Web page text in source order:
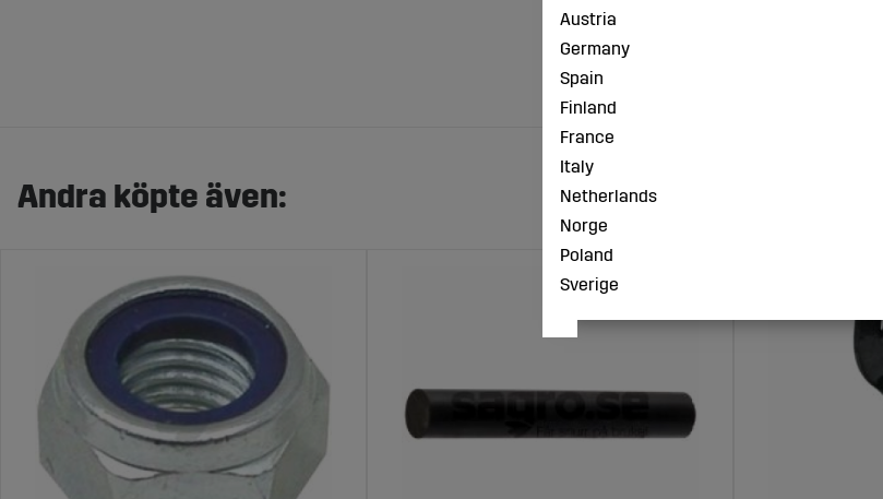
Utförande:
Andra köpte även:
Austria
Germany
Spain
Finland
France
Italy
Netherlands
Norge
Poland
Sverige